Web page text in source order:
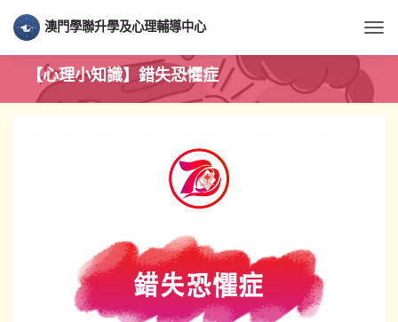
澳門學聯升學及心理輔導中心
【心理小知識】錯失恐懼症